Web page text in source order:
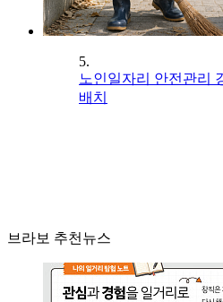
5.
노인일자리 안전관리
배치
브라보 추천뉴스